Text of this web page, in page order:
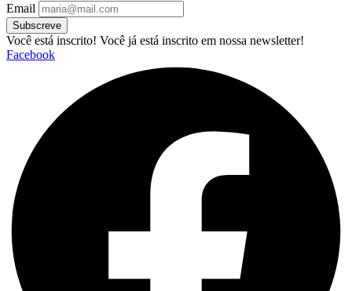
Email
Subscreve
Você está inscrito! Você já está inscrito em nossa newsletter!
Facebook